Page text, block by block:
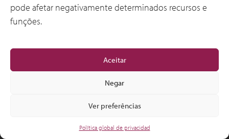
pode afetar negativamente determinados recursos e
funções.
Aceitar
Negar
Ver preferências
Política global de privacidad